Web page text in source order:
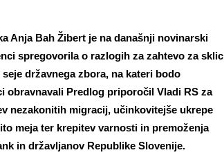
Anja Bah Žibert je na današnji novinarski
spregovorila o razlogih za zahtevo za sklic
seje državnega zbora, na kateri bodo
obravnavali Predlog priporočil Vladi RS za
nezakonitih migracij, učinkovitejše ukrepe
meja ter krepitev varnosti in premoženja
in državljanov Republike Slovenije.